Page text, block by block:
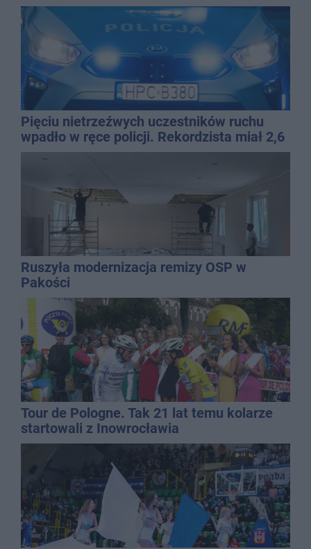
Pięciu nietrzeźwych uczestników ruchu
wpadło w ręce policji. Rekordzista miał 2,6
promila
Ruszyła modernizacja remizy OSP w
Pakości
Tour de Pologne. Tak 21 lat temu kolarze
startowali z Inowrocławia